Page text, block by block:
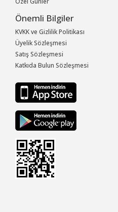
Önemli Bilgiler
KVKK ve Gizlilik Politikası
Üyelik Sözleşmesi
Satış Sözleşmesi
Katkıda Bulun Sözleşmesi